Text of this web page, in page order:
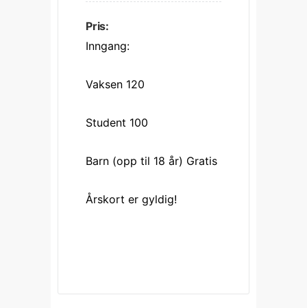
Pris:
Inngang:
Vaksen 120
Student 100
Barn (opp til 18 år) Gratis
Årskort er gyldig!